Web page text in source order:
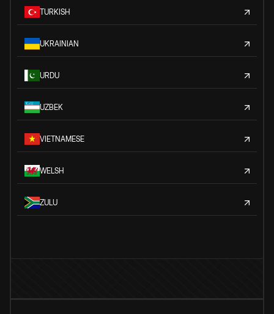
TURKISH
UKRAINIAN
URDU
UZBEK
VIETNAMESE
WELSH
ZULU